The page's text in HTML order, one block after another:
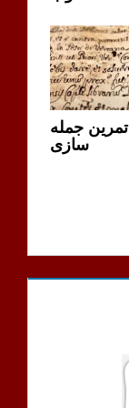
تمرین جمله
سازی